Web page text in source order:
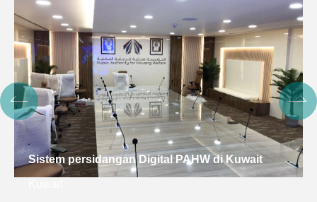
Sistem persidangan Digital PAHW di Kuwait